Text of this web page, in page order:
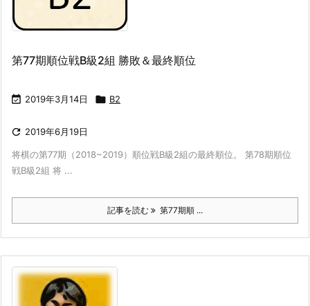
第77期順位戦B級2組 勝敗＆最終順位
 2019年3月14日  B2
 2019年6月19日
将棋の第77期（2018~2019）順位戦B級2組の最終順位。 第78期順位
戦B級2組 将 ...
記事を読む 第77期順 ...